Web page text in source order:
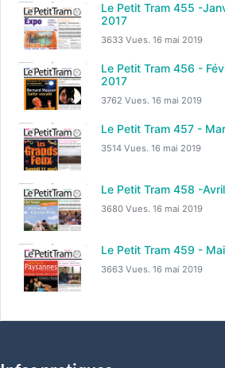
Le Petit Tram 455 -
2017
3633 Vues. 16 mai 2019
Le Petit Tram 456 -
2017
3762 Vues. 16 mai 2019
Le Petit Tram 457 -
3514 Vues. 16 mai 2019
Le Petit Tram 458 -
3680 Vues. 16 mai 2019
Le Petit Tram 459 -
3663 Vues. 16 mai 2019